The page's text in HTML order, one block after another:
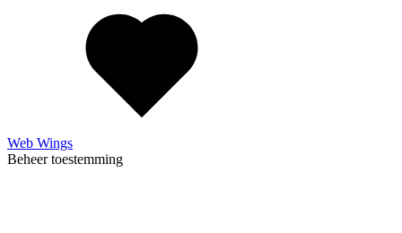
Web Wings
Beheer toestemming